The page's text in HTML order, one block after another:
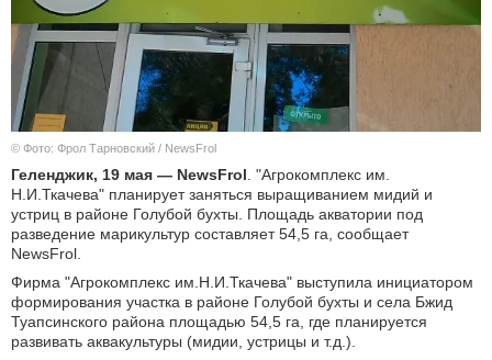
НАУКА
СПОРТ
АВТО И МОТО
БЛОГ
© Фото: Фрол Тарновский / NewsFrol
Геленджик, 19 мая — NewsFrol. "Агрокомплекс им.
Н.И.Ткачева" планирует заняться выращиванием мидий и
устриц в районе Голубой бухты. Площадь акватории под
разведение марикультур составляет 54,5 га, cообщает
NewsFrol.
Фирма "Агрокомплекс им.Н.И.Ткачева" выступила инициатором
формирования участка в районе Голубой бухты и села Бжид
Туапсинского района площадью 54,5 га, где планируется
развивать аквакультуры (мидии, устрицы и т.д.).